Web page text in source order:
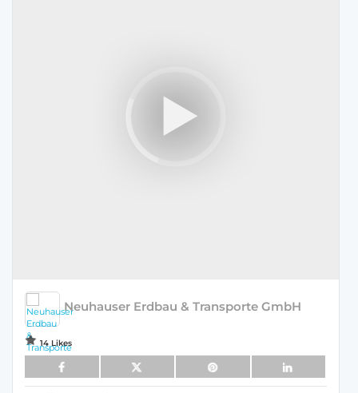
Neuhauser Erdbau & Transporte GmbH
14 Likes